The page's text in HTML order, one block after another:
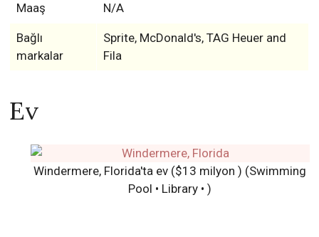
Maaş N/A
Bağlı
markalar
Sprite, McDonald's, TAG Heuer and
Fila
Ev
Windermere, Florida'ta ev ($13 milyon ) (Swimming
Pool • Library • )